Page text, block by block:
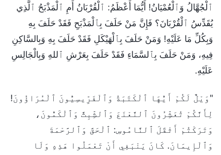
ٱلْجُهَّالُ وَٱلْعُمْيَانُ! أَيُّمَا أَعْظَمُ: ٱلْقُرْبَانُ أَمِ ٱلْمَذْبَحُ ٱلَّذِي
يُقَدِّسُ ٱلْقُرْبَانَ؟ فَإِنَّ مَنْ حَلَفَ بِٱلْمَذْبَحِ فَقَدْ حَلَفَ بِهِ
وَبِكُلِّ مَا عَلَيْهِ! وَمَنْ حَلَفَ بِٱلْهَيْكَلِ فَقَدْ حَلَفَ بِهِ وَبِالسَّاكِنِ
فِيهِ، وَمَنْ حَلَفَ بِٱلسَّمَاءِ فَقَدْ حَلَفَ بِعَرْشِ ٱللهِ وَبِالْجَالِسِ
عَلَيْهِ.
"وَيْلٌ لَكُمْ أَيُّهَا ٱلْكَتَبَةُ وَٱلْفَرِّيسِيُّونَ ٱلْمُرَاؤُونَ!
لِأَنَّكُمْ تُعَشِّرُونَ ٱلنَّعْنَعَ وَٱلشِّبِثَّ وَٱلْكَمُّونَ،
وَتَرَكْتُمْ أَثْقَلَ ٱلنَّامُوسِ: ٱلْحَقَّ وَٱلرَّحْمَةَ
وَٱلْإِيمَانَ. كَانَ يَنْبَغِي أَنْ تَعْمَلُوا هَذِهِ وَلَا